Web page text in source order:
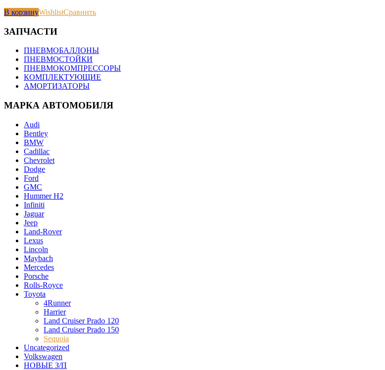
В корзинуWishlistСравнить
ЗАПЧАСТИ
ПНЕВМОБАЛЛОНЫ
ПНЕВМОСТОЙКИ
ПНЕВМОКОМПРЕССОРЫ
КОМПЛЕКТУЮЩИЕ
АМОРТИЗАТОРЫ
МАРКА АВТОМОБИЛЯ
Audi
Bentley
BMW
Cadillac
Chevrolet
Dodge
Ford
GMC
Hummer H2
Infiniti
Jaguar
Jeep
Land-Rover
Lexus
Lincoln
Maybach
Mercedes
Porsche
Rolls-Royce
Toyota
4Runner
Harrier
Land Cruiser Prado 120
Land Cruiser Prado 150
Sequoia
Uncategorized
Volkswagen
НОВЫЕ З/П